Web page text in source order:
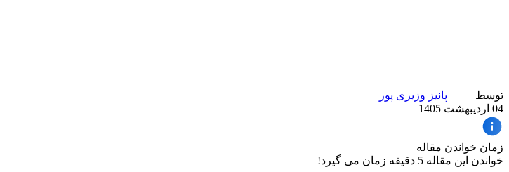
توسط
پانیز وزیری پور
04 اردیبهشت 1405
زمان خواندن مقاله
خواندن این مقاله 5 دقیقه زمان می گیرد!